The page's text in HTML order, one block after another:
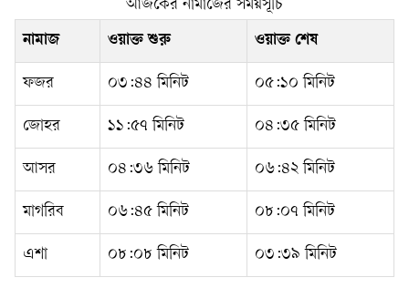
আজকের নামাজের সময়সূচি
নামাজ ওয়াক্ত শুরু ওয়াক্ত শেষ
ফজর ০৩:৪৪ মিনিট ০৫:১০ মিনিট
জোহর ১১:৫৭ মিনিট ০৪:৩৫ মিনিট
আসর ০৪:৩৬ মিনিট ০৬:৪২ মিনিট
মাগরিব ০৬:৪৫ মিনিট ০৮:০৭ মিনিট
এশা ০৮:০৮ মিনিট ০৩:৩৯ মিনিট